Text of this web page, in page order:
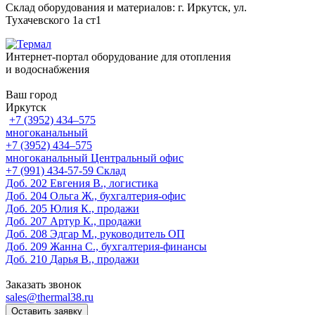
Склад оборудования и материалов: г. Иркутск, ул.
Тухачевского 1а ст1
Интернет-портал оборудование для отопления
и водоснабжения
Ваш город
Иркутск
+7 (3952) 434‒575
многоканальный
+7 (3952) 434‒575
многоканальный Центральный офис
‎+7 (991) 434-57-59 Склад
Доб. 202 Евгения В., логистика
Доб. 204 Ольга Ж., бухгалтерия-офис
Доб. 205 Юлия К., продажи
Доб. 207 Артур К., продажи
Доб. 208 Эдгар М., руководитель ОП
Доб. 209 Жанна С., бухгалтерия-финансы
Доб. 210 Дарья В., продажи
Заказать звонок
sales@thermal38.ru
Оставить заявку